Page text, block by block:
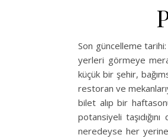
Son güncelleme
yerleri görmeye
küçük bir şehir,
restoran ve
bilet alıp bir
potansiyeli
neredeyse her